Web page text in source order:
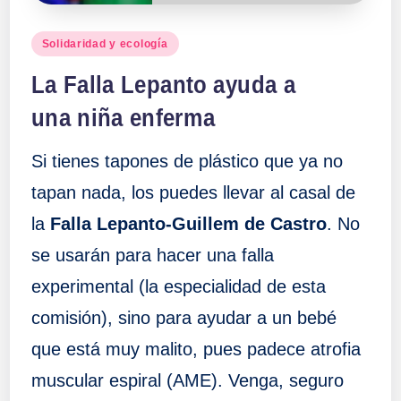
Publicado
Solidaridad y ecología
La Falla Lepanto ayuda a
una niña enferma
Si tienes tapones de plástico que ya no
tapan nada, los puedes llevar al casal de
la Falla Lepanto-Guillem de Castro. No
se usarán para hacer una falla
experimental (la especialidad de esta
comisión), sino para ayudar a un bebé
que está muy malito, pues padece atrofia
muscular espiral (AME). Venga, seguro